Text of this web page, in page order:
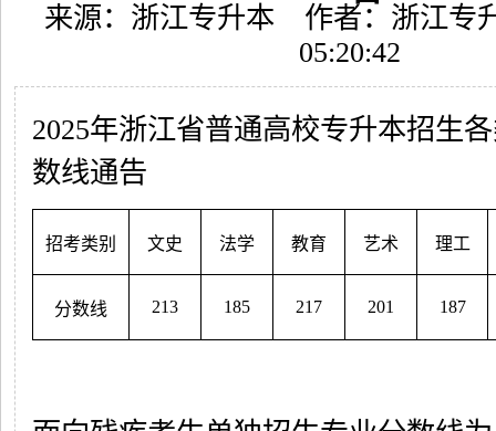
来源：浙江专升本
作者：浙江专
05:20:42
2025年浙江省普通高校专升本招生
数线通告
招考类别 文史 法学 教育 艺术 理工
分数线 213 185 217 201 187